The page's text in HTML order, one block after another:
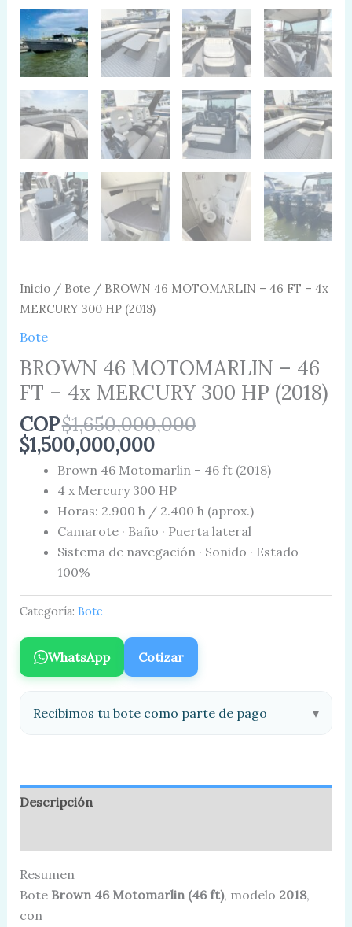
Inicio/ Bote / BROWN 46 MOTOMARLIN – 46 FT – 4x
MERCURY 300 HP (2018)
Bote
BROWN 46 MOTOMARLIN – 46
FT – 4x MERCURY 300 HP (2018)
COP$1,650,000,000
$1,500,000,000
Brown 46 Motomarlin – 46 ft (2018)
4 x Mercury 300 HP
Horas: 2.900 h / 2.400 h (aprox.)
Camarote · Baño · Puerta lateral
Sistema de navegación · Sonido · Estado
100%
Categoría: Bote
WhatsApp Cotizar
Recibimos tu bote como parte de pago ▾
Descripción
Resumen
Bote Brown 46 Motomarlin (46 ft), modelo 2018,
con